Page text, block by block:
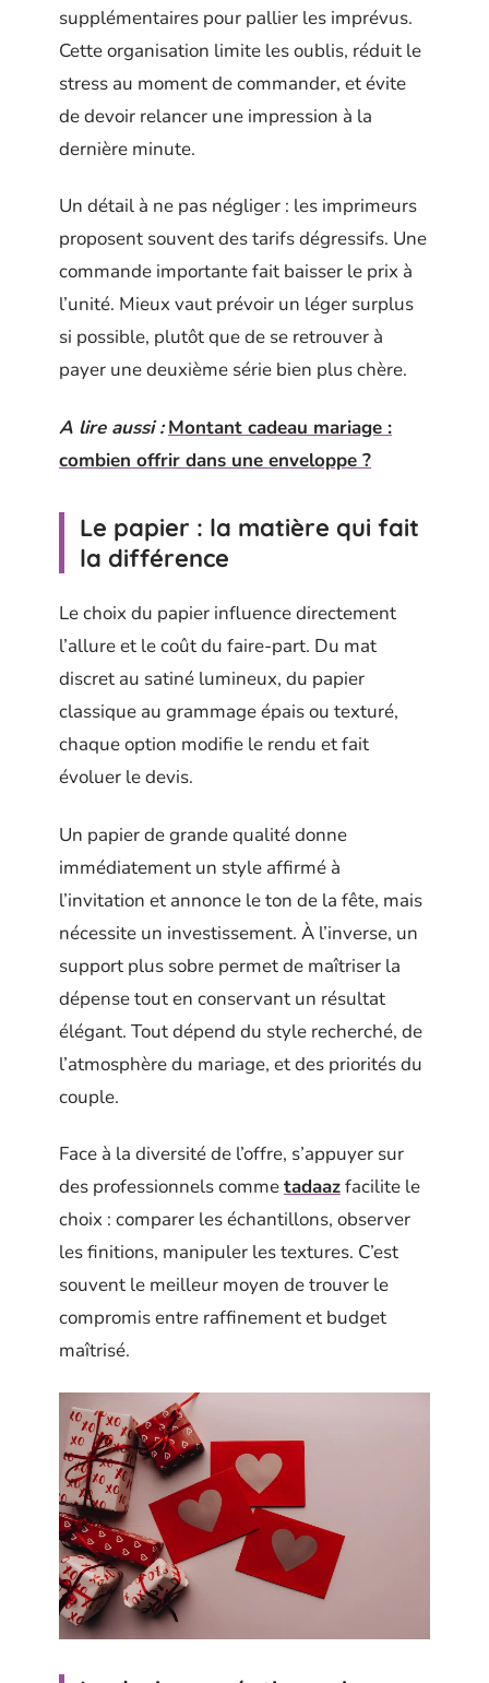
supplémentaires pour pallier les imprévus.
Cette organisation limite les oublis, réduit le
stress au moment de commander, et évite
de devoir relancer une impression à la
dernière minute.
Un détail à ne pas négliger : les imprimeurs
proposent souvent des tarifs dégressifs. Une
commande importante fait baisser le prix à
l’unité. Mieux vaut prévoir un léger surplus
si possible, plutôt que de se retrouver à
payer une deuxième série bien plus chère.
A lire aussi : Montant cadeau mariage :
combien offrir dans une enveloppe ?
Le papier : la matière qui fait
la différence
Le choix du papier influence directement
l’allure et le coût du faire-part. Du mat
discret au satiné lumineux, du papier
classique au grammage épais ou texturé,
chaque option modifie le rendu et fait
évoluer le devis.
Un papier de grande qualité donne
immédiatement un style affirmé à
l’invitation et annonce le ton de la fête, mais
nécessite un investissement. À l’inverse, un
support plus sobre permet de maîtriser la
dépense tout en conservant un résultat
élégant. Tout dépend du style recherché, de
l’atmosphère du mariage, et des priorités du
couple.
Face à la diversité de l’offre, s’appuyer sur
des professionnels commetadaazfacilite le
choix : comparer les échantillons, observer
les finitions, manipuler les textures. C’est
souvent le meilleur moyen de trouver le
compromis entre raffinement et budget
maîtrisé.